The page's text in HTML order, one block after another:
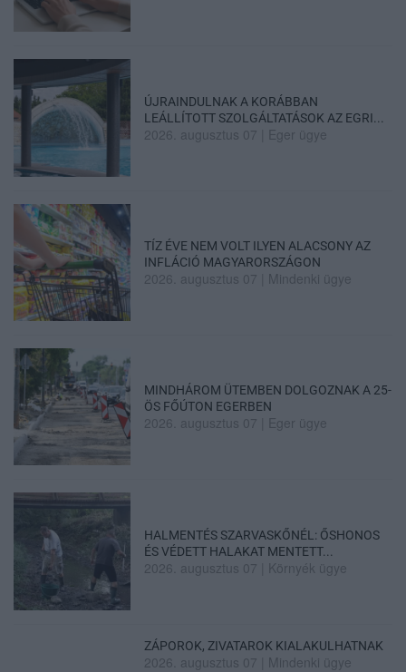
ÚJRAINDULNAK A KORÁBBAN
LEÁLLÍTOTT SZOLGÁLTATÁSOK AZ EGRI...
2026. augusztus 07 Eger ügye
TÍZ ÉVE NEM VOLT ILYEN ALACSONY AZ
INFLÁCIÓ MAGYARORSZÁGON
2026. augusztus 07 Mindenki ügye
MINDHÁROM ÜTEMBEN DOLGOZNAK A 25-
ÖS FŐÚTON EGERBEN
2026. augusztus 07 Eger ügye
HALMENTÉS SZARVASKŐNÉL: ŐSHONOS
ÉS VÉDETT HALAKAT MENTETT...
2026. augusztus 07 Környék ügye
ZÁPOROK, ZIVATAROK KIALAKULHATNAK
2026. augusztus 07 Mindenki ügye